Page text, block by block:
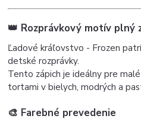
👑 Rozprávkový motív plný
Ľadové kráľovstvo - Frozen
detské rozprávky.
Tento zápich je ideálny pre
tortami v bielych, modrých a
🎨 Farebné prevedenie